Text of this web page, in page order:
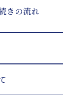
きの流れ